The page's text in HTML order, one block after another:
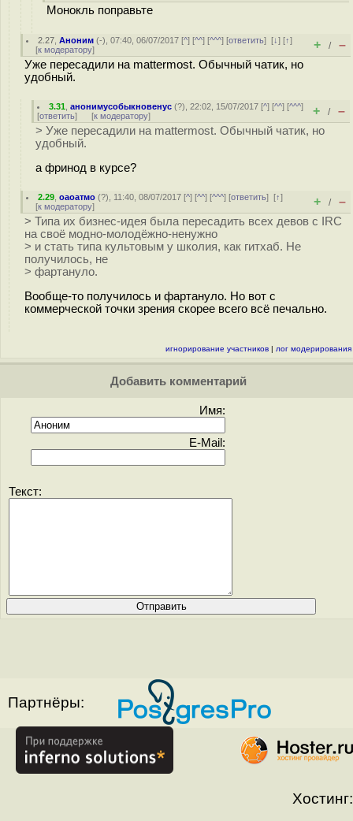
Монокль поправьте
2.27 ,Аноним (-), 07:40, 06/07/2017 [^] [^^] [^^^] [ответить][↓] [↑]
[к модератору] + / –
Уже пересадили на mattermost. Обычный чатик, но
удобный.
3.31 ,анонимусобыкновенус (?), 22:02, 15/07/2017 [^] [^^] [^^^]
[ответить] [к модератору] + / –
> Уже пересадили на mattermost. Обычный чатик, но
удобный.
а фринод в курсе?
2.29 ,оаоатмо (?), 11:40, 08/07/2017 [^] [^^] [^^^] [ответить][↑]
[к модератору] + / –
> Типа их бизнес-идея была пересадить всех девов с IRC
на своё модно-молодёжно-ненужно
> и стать типа культовым у школия, как гитхаб. Не
получилось, не
> фартануло.
Вообще-то получилось и фартануло. Но вот с
коммерческой точки зрения скорее всего всё печально.
игнорирование участников | лог модерирования
Добавить комментарий
Имя:
E-Mail:
Текст:
Партнёры:
Хостинг: